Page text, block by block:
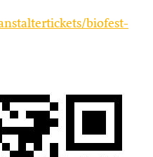
biofest-